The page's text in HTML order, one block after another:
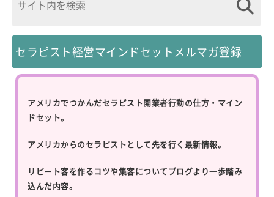
セラピスト経営マインドセットメルマガ登録
アメリカでつかんだセラピスト開業者行動の仕方・マイン
ドセット。
アメリカからのセラピストとして先を行く最新情報。
リピート客を作るコツや集客についてブログより一歩踏み
込んだ内容。